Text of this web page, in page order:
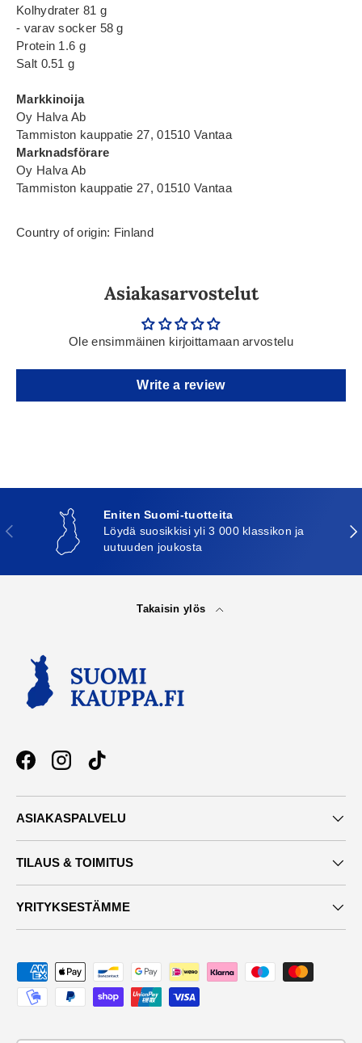
Kolhydrater 81 g
- varav socker 58 g
Protein 1.6 g
Salt 0.51 g
Markkinoija
Oy Halva Ab
Tammiston kauppatie 27, 01510 Vantaa
Marknadsförare
Oy Halva Ab
Tammiston kauppatie 27, 01510 Vantaa
Country of origin: Finland
Asiakasarvostelut
Ole ensimmäinen kirjoittamaan arvostelu
Write a review
Edellinen
Eniten Suomi-tuotteita
Löydä suosikkisi yli 3 000 klassikon ja
uutuuden joukosta
Takaisin ylös
FacebookInstagramTikTok
ASIAKASPALVELU
TILAUS & TOIMITUS
YRITYKSESTÄMME
Maksutavat